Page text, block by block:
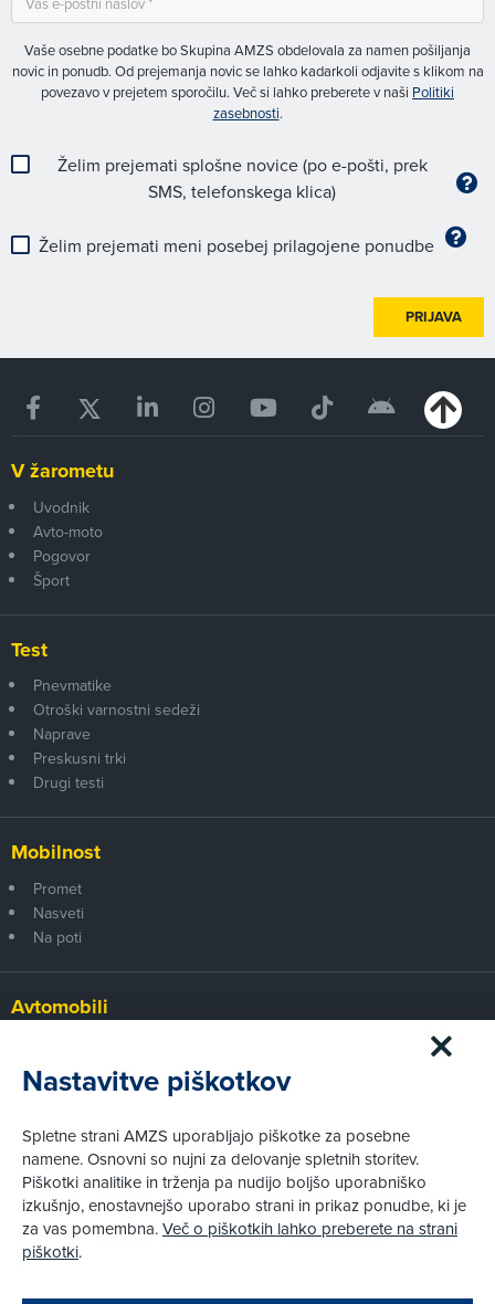
Zapri
Vaše osebne podatke bo Skupina AMZS obdelovala za namen pošiljanja
novic in ponudb. Od prejemanja novic se lahko kadarkoli odjavite s klikom na
povezavo v prejetem sporočilu. Več si lahko preberete v naši Politiki
zasebnosti.
Želim prejemati splošne novice (po e-pošti, prek
SMS, telefonskega klica)
Želim prejemati meni posebej prilagojene ponudbe
PRIJAVA
V žarometu
Uvodnik
Avto-moto
Pogovor
Šport
Test
Pnevmatike
Otroški varnostni sedeži
Naprave
Preskusni trki
Drugi testi
Mobilnost
Promet
Nasveti
Na poti
Avtomobili
Prvi pogled
Za volanom
Tehnika
Pravni vidiki
Piškotki
Pravno obvestilo
Nastavitve piškotkov
Spletne strani AMZS uporabljajo piškotke za posebne
namene. Osnovni so nujni za delovanje spletnih storitev.
Piškotki analitike in trženja pa nudijo boljšo uporabniško
izkušnjo, enostavnejšo uporabo strani in prikaz ponudbe, ki je
za vas pomembna.Več o piškotkih lahko preberete na strani
piškotki.